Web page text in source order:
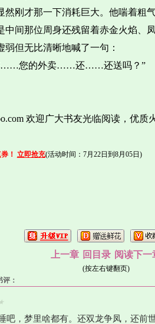
然刚才那一下消耗巨大。他喘着粗
中间那位周身还残留着赤金火焰、
弱但无比清晰地喊了一句：
您的外卖……还……还送吗？”
欢迎广大书友光临阅读，优质
！ 立即抢充(活动时间：7月22日到8月05日)
上一章 回目录 阅读下一
(按左右键翻页)
：
，梦里啥都有。还双龙争凤，还前